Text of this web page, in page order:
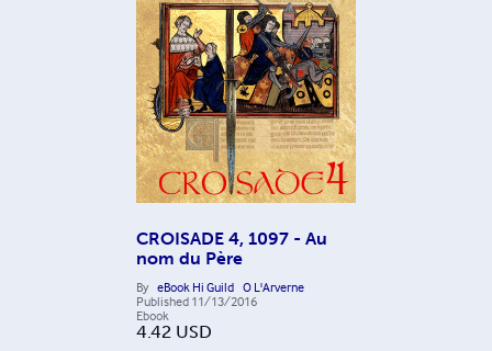
CROISADE 4, 1097 - Au
nom du Père
By eBook Hi Guild O L'Arverne
Published 11/13/2016
Ebook
4.42 USD